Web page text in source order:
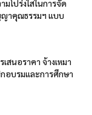
มโปร่งใสในการจัด
าคุณธรรมฯ แบบ
สนอราคา จ้างเหมา
อบรมและการศึกษา